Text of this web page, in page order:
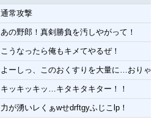
通常攻撃
あの野郎！真剣勝負を汚しやがって！
こうなったら俺もキメてやるぜ！
よーしっ、このおくすりを大量に…おりゃ
キッキッキッ…キタキタキター！！
力が湧いレくぁwせdrftgyふじこlp！